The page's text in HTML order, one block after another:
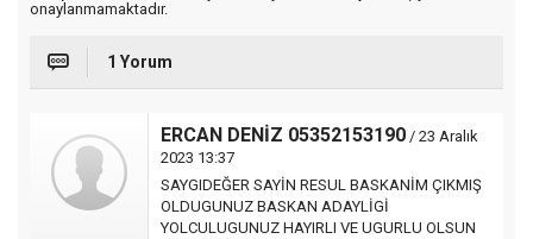
onaylanmamaktadır.
1 Yorum
ERCAN DENİZ 05352153190 / 23 Aralık
2023 13:37
SAYGIDEĞER SAYİN RESUL BASKANİM ÇIKMIŞ
OLDUGUNUZ BASKAN ADAYLİGİ
YOLCULUGUNUZ HAYIRLI VE UGURLU OLSUN